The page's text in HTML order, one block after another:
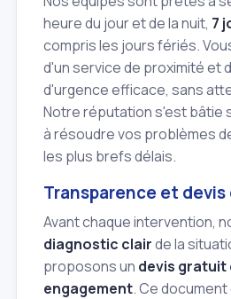
heure du jour et de la nuit, 7
compris les jours fériés.
d'un service de proximité et
d'urgence efficace, sans
Notre réputation s'est bâtie
à résoudre vos problèmes
les plus brefs délais.
Transparence et
Avant chaque intervention,
diagnostic clairde la
proposons un devis gratuit
engagement. Ce